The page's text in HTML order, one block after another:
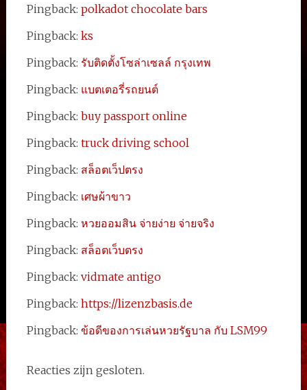
Pingback: polkadot chocolate bars
Pingback: ks
Pingback: รับติดตั้งโซล่าเซลล์ กรุงเทพ
Pingback: แบตเตอรี่รถยนต์
Pingback: buy passport online
Pingback: truck driving school
Pingback: สล็อตเว็ปตรง
Pingback: เศษผ้าขาว
Pingback: หวยออมสิน จ่ายง่าย จ่ายจริง
Pingback: สล็อตเว็บตรง
Pingback: vidmate antigo
Pingback: https://lizenzbasis.de
Pingback: ข้อดีของการเล่นหวยรัฐบาล กับ LSM99
Reacties zijn gesloten.